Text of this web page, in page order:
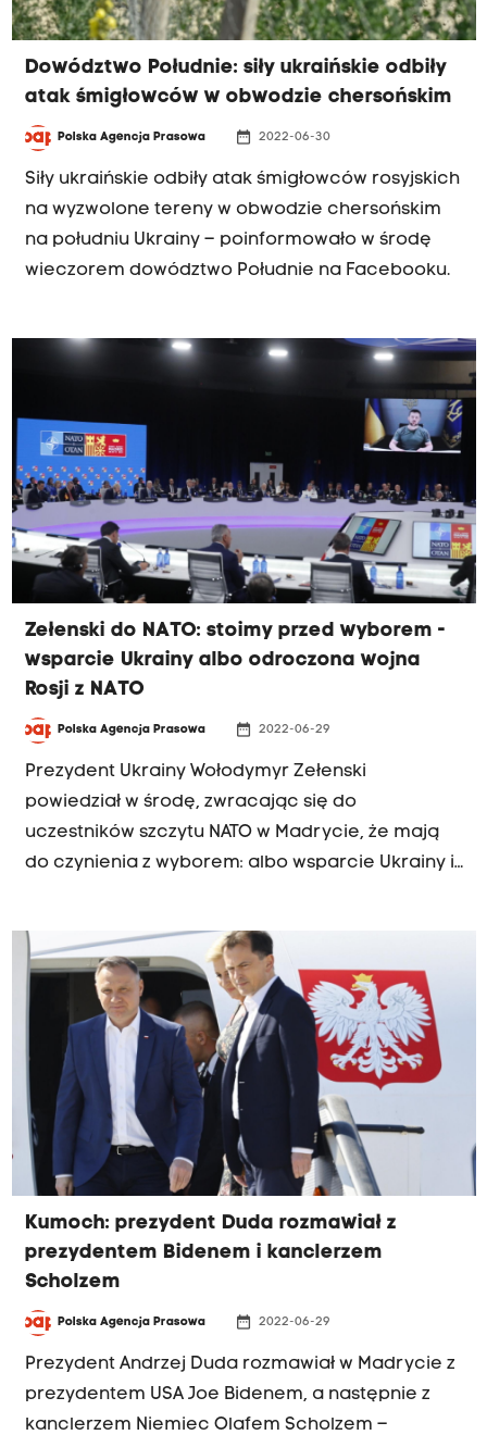
Dowództwo Południe: siły ukraińskie odbiły
atak śmigłowców w obwodzie chersońskim
Polska Agencja Prasowa date_range 2022-06-30
Siły ukraińskie odbiły atak śmigłowców rosyjskich
na wyzwolone tereny w obwodzie chersońskim
na południu Ukrainy – poinformowało w środę
wieczorem dowództwo Południe na Facebooku.
Zełenski do NATO: stoimy przed wyborem -
wsparcie Ukrainy albo odroczona wojna
Rosji z NATO
Polska Agencja Prasowa date_range 2022-06-29
Prezydent Ukrainy Wołodymyr Zełenski
powiedział w środę, zwracając się do
uczestników szczytu NATO w Madrycie, że mają
do czynienia z wyborem: albo wsparcie Ukrainy i
Kumoch: prezydent Duda rozmawiał z
prezydentem Bidenem i kanclerzem
Scholzem
Polska Agencja Prasowa date_range 2022-06-29
Prezydent Andrzej Duda rozmawiał w Madrycie z
prezydentem USA Joe Bidenem, a następnie z
kanclerzem Niemiec Olafem Scholzem –